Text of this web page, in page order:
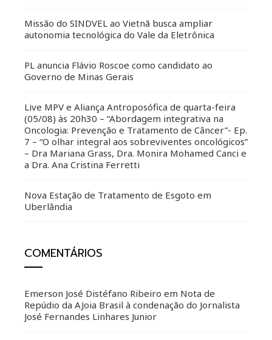
Missão do SINDVEL ao Vietnã busca ampliar
autonomia tecnológica do Vale da Eletrônica
PL anuncia Flávio Roscoe como candidato ao
Governo de Minas Gerais
Live MPV e Aliança Antroposófica de quarta-feira
(05/08) às 20h30 – “Abordagem integrativa na
Oncologia: Prevenção e Tratamento de Câncer”- Ep.
7 – “O olhar integral aos sobreviventes oncológicos”
– Dra Mariana Grass, Dra. Monira Mohamed Canci e
a Dra. Ana Cristina Ferretti
Nova Estação de Tratamento de Esgoto em
Uberlândia
COMENTÁRIOS
Emerson José Distéfano Ribeiro em Nota de
Repúdio da AJoia Brasil à condenação do Jornalista
José Fernandes Linhares Junior